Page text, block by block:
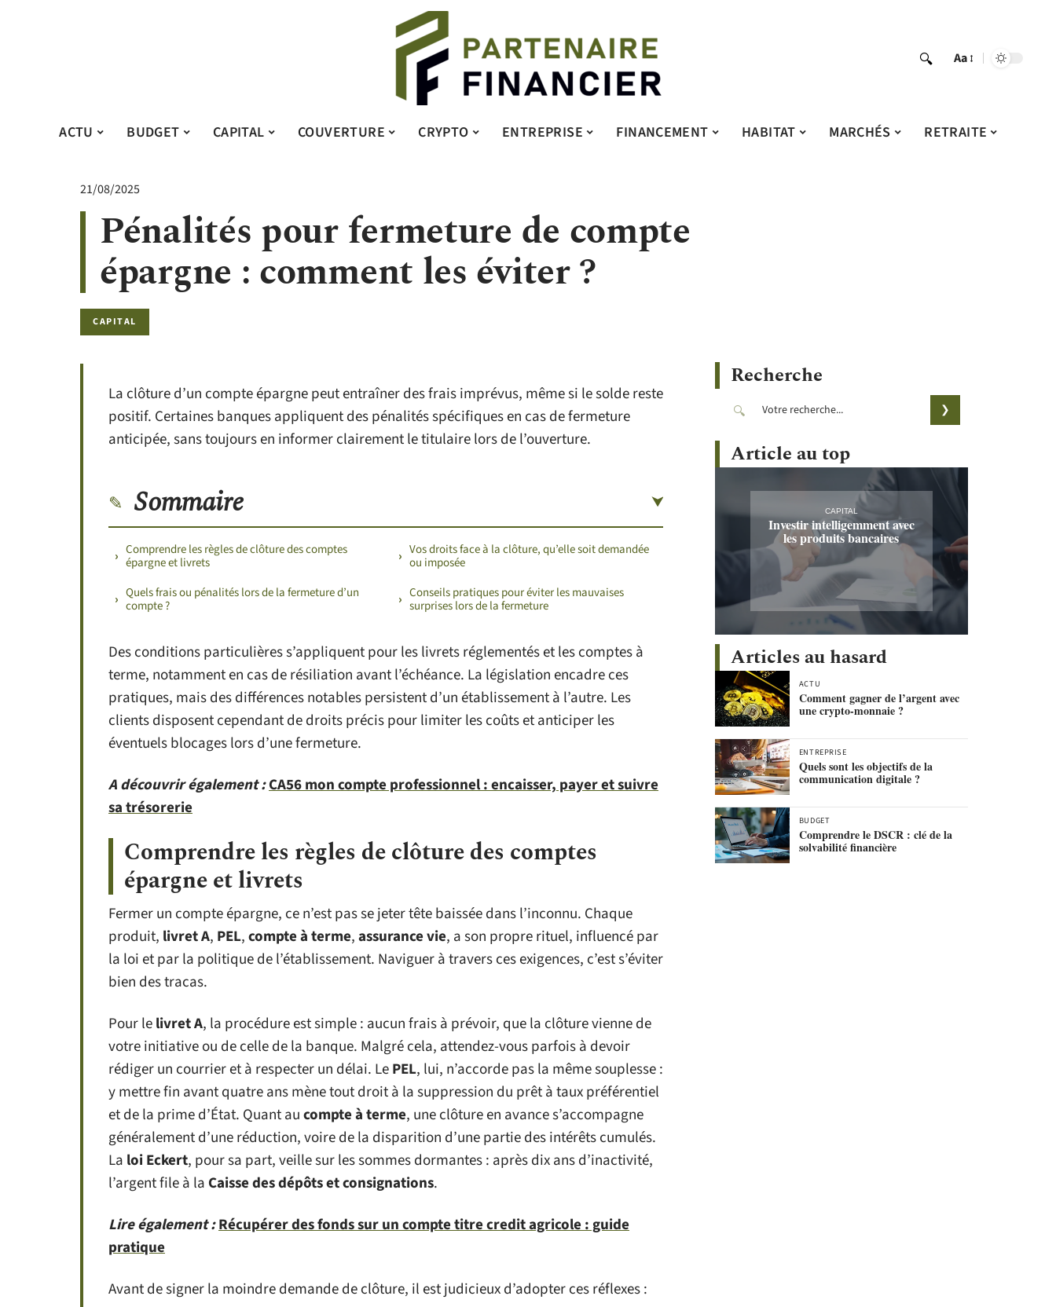
Aa
ACTU BUDGET CAPITAL COUVERTURE CRYPTO ENTREPRISE FINANCEMENT HABITAT MARCHÉS RETRAITE
21/08/2025
Pénalités pour fermeture de compte
épargne : comment les éviter ?
CAPITAL
La clôture d’un compte épargne peut entraîner des frais imprévus, même si le solde reste
positif. Certaines banques appliquent des pénalités spécifiques en cas de fermeture
anticipée, sans toujours en informer clairement le titulaire lors de l’ouverture.
Sommaire
Comprendre les règles de clôture des comptes
épargne et livrets
Quels frais ou pénalités lors de la fermeture d’un
compte ?
Vos droits face à la clôture, qu’elle soit demandée
ou imposée
Conseils pratiques pour éviter les mauvaises
surprises lors de la fermeture
Des conditions particulières s’appliquent pour les livrets réglementés et les comptes à
terme, notamment en cas de résiliation avant l’échéance. La législation encadre ces
pratiques, mais des différences notables persistent d’un établissement à l’autre. Les
clients disposent cependant de droits précis pour limiter les coûts et anticiper les
éventuels blocages lors d’une fermeture.
A découvrir également :CA56 mon compte professionnel : encaisser, payer et suivre
sa trésorerie
Comprendre les règles de clôture des comptes
épargne et livrets
Fermer un compte épargne, ce n’est pas se jeter tête baissée dans l’inconnu. Chaque
produit, livret A, PEL,compte à terme,assurance vie, a son propre rituel, influencé par
la loi et par la politique de l’établissement. Naviguer à travers ces exigences, c’est s’éviter
bien des tracas.
Pour lelivret A, la procédure est simple : aucun frais à prévoir, que la clôture vienne de
votre initiative ou de celle de la banque. Malgré cela, attendez-vous parfois à devoir
rédiger un courrier et à respecter un délai. LePEL, lui, n’accorde pas la même souplesse :
y mettre fin avant quatre ans mène tout droit à la suppression du prêt à taux préférentiel
et de la prime d’État. Quant aucompte à terme, une clôture en avance s’accompagne
généralement d’une réduction, voire de la disparition d’une partie des intérêts cumulés.
La loi Eckert, pour sa part, veille sur les sommes dormantes : après dix ans d’inactivité,
l’argent file à la Caisse des dépôts et consignations.
Lire également :Récupérer des fonds sur un compte titre credit agricole : guide
pratique
Avant de signer la moindre demande de clôture, il est judicieux d’adopter ces réflexes :
Recherche
Article au top
CAPITAL
Investir intelligemment avec
les produits bancaires
Articles au hasard
ACTU
Comment gagner de l’argent avec
une crypto-monnaie ?
ENTREPRISE
Quels sont les objectifs de la
communication digitale ?
BUDGET
Comprendre le DSCR : clé de la
solvabilité financière